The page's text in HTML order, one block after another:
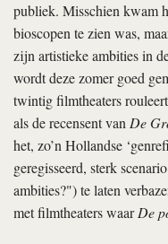
publiek. Misschien kwam
bioscopen te zien was,
zijn artistieke ambities in
wordt deze zomer goed
twintig filmtheaters
als de recensent vanDe
het, zo’n Hollandse
geregisseerd, sterk
ambities?") te laten
met filmtheaters waarDe